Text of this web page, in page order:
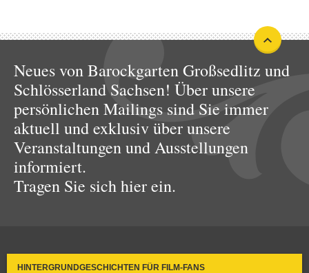
Neues von Barockgarten Großsedlitz und
Schlösserland Sachsen! Über unsere
persönlichen Mailings sind Sie immer
aktuell und exklusiv über unsere
Veranstaltungen und Ausstellungen
informiert.
Tragen Sie sich hier ein.
HINTERGRUNDGESCHICHTEN FÜR FILM-FANS